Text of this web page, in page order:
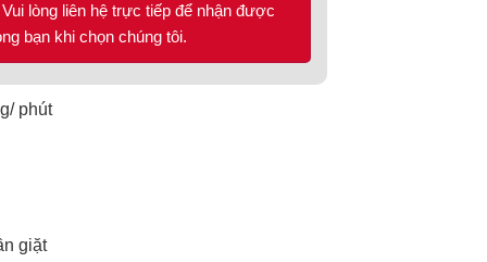
lòng liên hệ trực tiếp để nhận được
bạn khi chọn chúng tôi.
phút
giặt